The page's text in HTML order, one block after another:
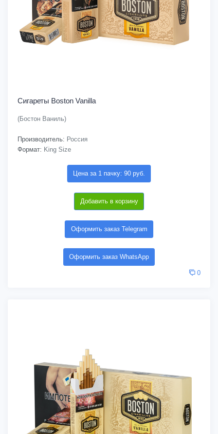
Сигареты Boston Vanilla
(Бостон Ваниль)
Производитель: Россия
Формат: King Size
Цена за 1 пачку: 90 руб.
Добавить в корзину
Оформить заказ Telegram
Оформить заказ WhatsApp
0